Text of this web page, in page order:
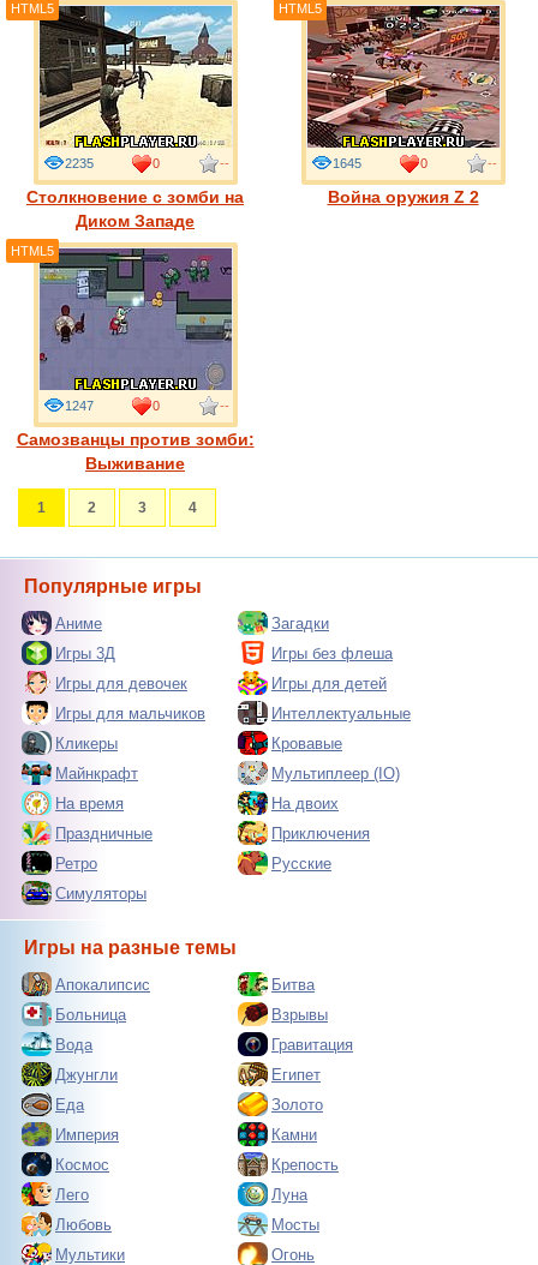
Столкновение с зомби на
Диком Западе
2235 0 --
HTML5
Война оружия Z 2
1645 0 --
HTML5
Самозванцы против зомби:
Выживание
1247 0 --
HTML5
1 2 3 4
Популярные игры
Аниме
Загадки
Игры 3Д
Игры без флеша
Игры для девочек
Игры для детей
Игры для мальчиков
Интеллектуальные
Кликеры
Кровавые
Майнкрафт
Мультиплеер (IO)
На время
На двоих
Праздничные
Приключения
Ретро
Русские
Симуляторы
Игры на разные темы
Апокалипсис
Битва
Больница
Взрывы
Вода
Гравитация
Джунгли
Египет
Еда
Золото
Империя
Камни
Космос
Крепость
Лего
Луна
Любовь
Мосты
Мультики
Огонь